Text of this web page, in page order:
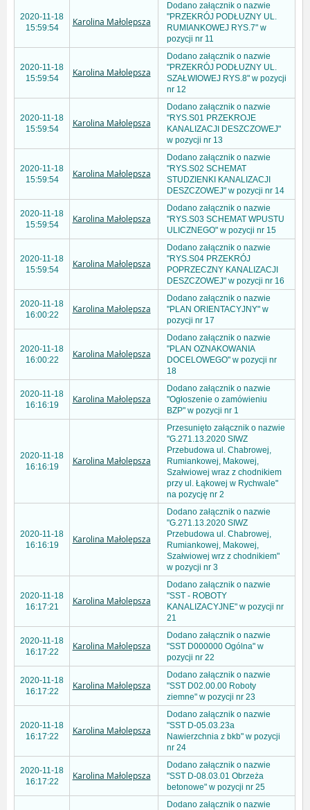
2020-11-18
15:59:54
Karolina Małolepsza
Dodano załącznik o nazwie
"PRZEKRÓJ PODŁUZNY UL.
RUMIANKOWEJ RYS.7" w
pozycji nr 11
2020-11-18
15:59:54
Karolina Małolepsza
Dodano załącznik o nazwie
"PRZEKRÓJ PODŁUZNY UL.
SZAŁWIOWEJ RYS.8" w pozycji
nr 12
2020-11-18
15:59:54
Karolina Małolepsza
Dodano załącznik o nazwie
"RYS.S01 PRZEKROJE
KANALIZACJI DESZCZOWEJ"
w pozycji nr 13
2020-11-18
15:59:54
Karolina Małolepsza
Dodano załącznik o nazwie
"RYS.S02 SCHEMAT
STUDZIENKI KANALIZACJI
DESZCZOWEJ" w pozycji nr 14
2020-11-18
15:59:54
Karolina Małolepsza
Dodano załącznik o nazwie
"RYS.S03 SCHEMAT WPUSTU
ULICZNEGO" w pozycji nr 15
2020-11-18
15:59:54
Karolina Małolepsza
Dodano załącznik o nazwie
"RYS.S04 PRZEKRÓJ
POPRZECZNY KANALIZACJI
DESZCZOWEJ" w pozycji nr 16
2020-11-18
16:00:22
Karolina Małolepsza
Dodano załącznik o nazwie
"PLAN ORIENTACYJNY" w
pozycji nr 17
2020-11-18
16:00:22
Karolina Małolepsza
Dodano załącznik o nazwie
"PLAN OZNAKOWANIA
DOCELOWEGO" w pozycji nr
18
2020-11-18
16:16:19
Karolina Małolepsza
Dodano załącznik o nazwie
"Ogłoszenie o zamówieniu
BZP" w pozycji nr 1
2020-11-18
16:16:19
Karolina Małolepsza
Przesunięto załącznik o nazwie
"G.271.13.2020 SIWZ
Przebudowa ul. Chabrowej,
Rumiankowej, Makowej,
Szałwiowej wraz z chodnikiem
przy ul. Łąkowej w Rychwale"
na pozycję nr 2
2020-11-18
16:16:19
Karolina Małolepsza
Dodano załącznik o nazwie
"G.271.13.2020 SIWZ
Przebudowa ul. Chabrowej,
Rumiankowej, Makowej,
Szałwiowej wrz z chodnikiem"
w pozycji nr 3
2020-11-18
16:17:21
Karolina Małolepsza
Dodano załącznik o nazwie
"SST - ROBOTY
KANALIZACYJNE" w pozycji nr
21
2020-11-18
16:17:22
Karolina Małolepsza
Dodano załącznik o nazwie
"SST D000000 Ogólna" w
pozycji nr 22
2020-11-18
16:17:22
Karolina Małolepsza
Dodano załącznik o nazwie
"SST D02.00.00 Roboty
ziemne" w pozycji nr 23
2020-11-18
16:17:22
Karolina Małolepsza
Dodano załącznik o nazwie
"SST D-05.03.23a
Nawierzchnia z bkb" w pozycji
nr 24
2020-11-18
16:17:22
Karolina Małolepsza
Dodano załącznik o nazwie
"SST D-08.03.01 Obrzeża
betonowe" w pozycji nr 25
Dodano załącznik o nazwie